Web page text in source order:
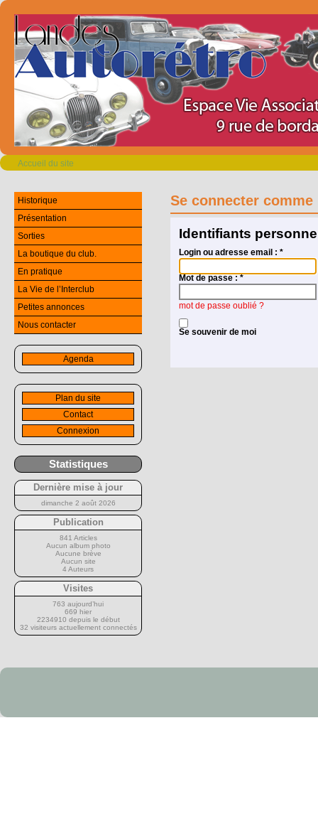
Accueil du site
Se connecter
Identifiants
Login ou adresse email : *
Mot de passe :*
mot de passe oublié ?
Se souvenir de moi
Historique
Présentation
Sorties
La boutique du club.
En pratique
La Vie de l’Interclub
Petites annonces
Nous contacter
Agenda
Plan du site
Contact
Connexion
Statistiques
Dernière mise à jour
dimanche 2 août 2026
Publication
841 Articles
Aucun album photo
Aucune brève
Aucun site
4 Auteurs
Visites
763 aujourd’hui
669 hier
2234910 depuis le début
32 visiteurs actuellement connectés